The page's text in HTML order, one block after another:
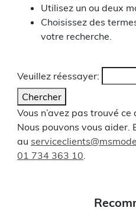
Utilisez un ou deux
Choisissez des
votre recherche.
Veuillez réessayer:
Chercher
Vous n’avez pas trouvé ce
Nous pouvons vous aider.
au
01 734 363 10